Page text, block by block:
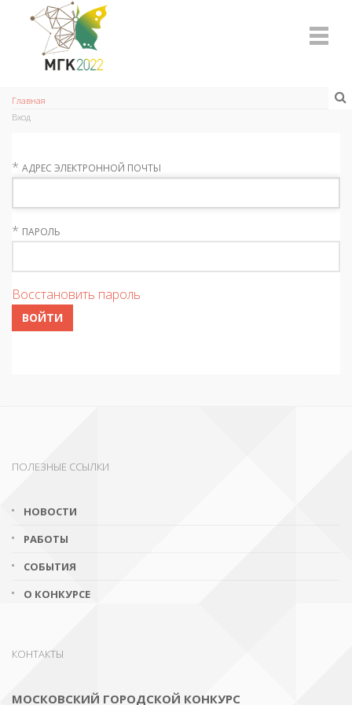
Главная
Вход
* АДРЕС ЭЛЕКТРОННОЙ ПОЧТЫ
* ПАРОЛЬ
Восстановить пароль
ВОЙТИ
ПОЛЕЗНЫЕ ССЫЛКИ
НОВОСТИ
РАБОТЫ
СОБЫТИЯ
О КОНКУРСЕ
КОНТАКТЫ
МОСКОВСКИЙ ГОРОДСКОЙ КОНКУРС